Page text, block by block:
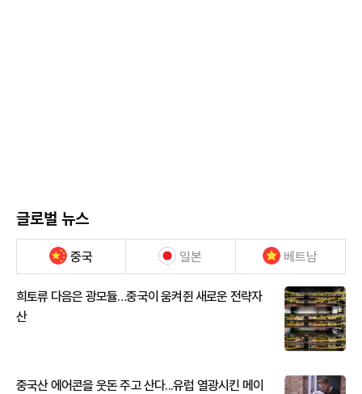
글로벌 뉴스
중국 일본 베트남
희토류 다음은 광모듈…중국이 움켜쥔 새로운 전략자
산
중국산 에어콘을 웃돈 주고 산다...유럽 열광시킨 메이